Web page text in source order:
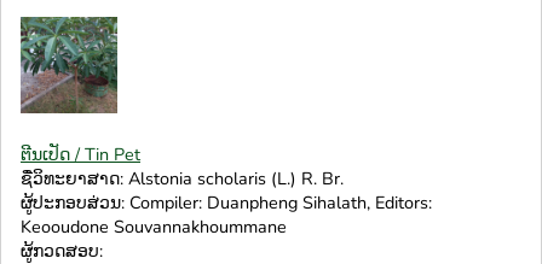
ຕີນເປັດ / Tin Pet
ຊື່ວິທະຍາສາດ: Alstonia scholaris (L.) R. Br.
ຜູ້ປະກອບສ່ວນ: Compiler: Duanpheng Sihalath, Editors:
Keooudone Souvannakhoummane
ຜູ້ກວດສອບ: